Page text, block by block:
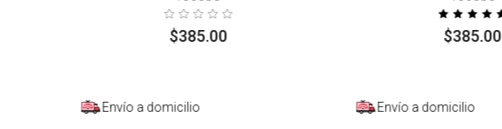
$385.00
Envío a domicilio
$385.00
Envío a domicilio